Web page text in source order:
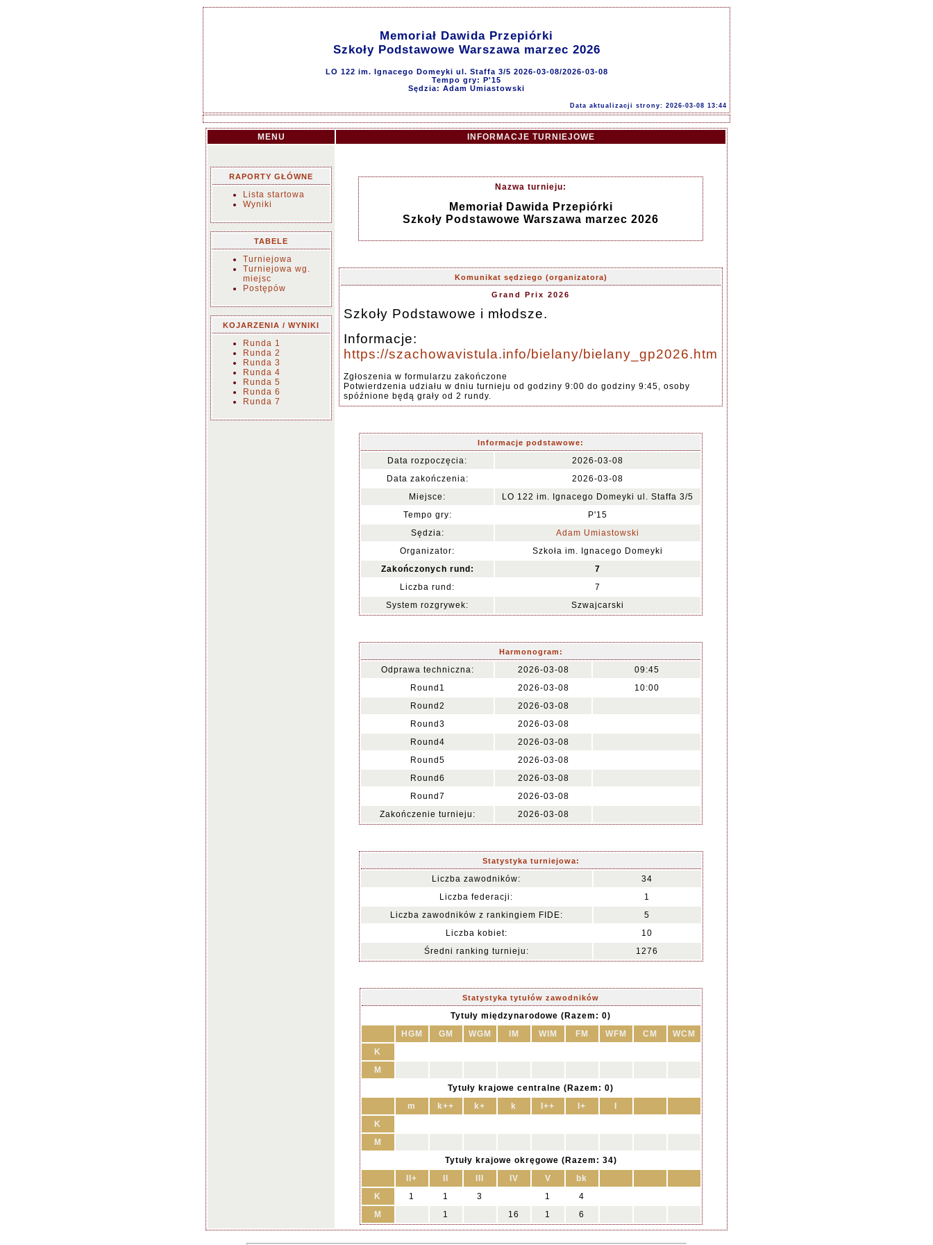
Memoriał Dawida Przepiórki
Szkoły Podstawowe Warszawa marzec 2026
LO 122 im. Ignacego Domeyki ul. Staffa 3/5 2026-03-08/2026-03-08
Tempo gry: P'15
Sędzia: Adam Umiastowski
Data aktualizacji strony: 2026-03-08 13:44
MENU INFORMACJE TURNIEJOWE
RAPORTY GŁÓWNE
Lista startowa
Wyniki
TABELE
Turniejowa
Turniejowa wg.
miejsc
Postępów
KOJARZENIA / WYNIKI
Runda 1
Runda 2
Runda 3
Runda 4
Runda 5
Runda 6
Runda 7
Nazwa turnieju:
Memoriał Dawida Przepiórki
Szkoły Podstawowe Warszawa marzec 2026
Komunikat sędziego (organizatora)
Grand Prix 2026
Szkoły Podstawowe i młodsze.
Informacje:
https://szachowavistula.info/bielany/bielany_gp2026.htm
Zgłoszenia w formularzu zakończone
Potwierdzenia udziału w dniu turnieju od godziny 9:00 do godziny 9:45, osoby
spóźnione będą grały od 2 rundy.
Informacje podstawowe:
Data rozpoczęcia:
2026-03-08
Data zakończenia:
2026-03-08
Miejsce:
LO 122 im. Ignacego Domeyki ul. Staffa 3/5
Tempo gry:
P'15
Sędzia:
Adam Umiastowski
Organizator:
Szkoła im. Ignacego Domeyki
Zakończonych rund:
7
Liczba rund:
7
System rozgrywek:
Szwajcarski
Harmonogram:
Odprawa techniczna: 2026-03-08
09:45
Round1
2026-03-08
10:00
Round2
2026-03-08
Round3
2026-03-08
Round4
2026-03-08
Round5
2026-03-08
Round6
2026-03-08
Round7
2026-03-08
Zakończenie turnieju:
2026-03-08
Statystyka turniejowa:
Liczba zawodników:
34
Liczba federacji:
1
Liczba zawodników z rankingiem FIDE:
5
Liczba kobiet:
10
Średni ranking turnieju:
1276
Statystyka tytułów zawodników
Tytuły międzynarodowe (Razem: 0)
HGM
GM WGM IM WIM FM WFM CM
WCM
K
M
Tytuły krajowe centralne (Razem: 0)
m
k++ k+ k I++ I+
K
M
Tytuły krajowe okręgowe (Razem: 34)
II+
IV V
bk
K
1 1 3 1
4
M
1 16 1 6